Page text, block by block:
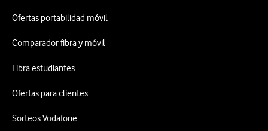
Ofertas portabilidad móvil
Comparador fibra y móvil
Fibra estudiantes
Ofertas para clientes
Sorteos Vodafone